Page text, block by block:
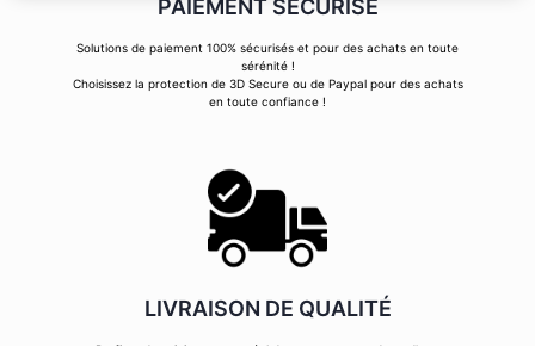
PAIEMENT SÉCURISÉ
Solutions de paiement 100% sécurisés et pour des achats en toute
sérénité !
Choisissez la protection de 3D Secure ou de Paypal pour des achats
en toute confiance !
LIVRAISON DE QUALITÉ